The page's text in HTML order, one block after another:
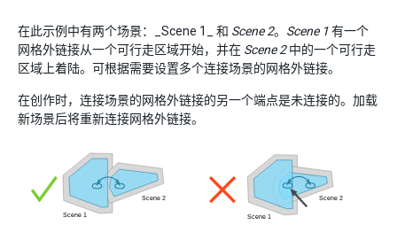
在此示例中有两个场景：_Scene 1_ 和 Scene 2。 Scene 1有一个
网格外链接从一个可行走区域开始，并在 Scene 2中的一个可行走
区域上着陆。可根据需要设置多个连接场景的网格外链接。
在创作时，连接场景的网格外链接的另一个端点是未连接的。加载
新场景后将重新连接网格外链接。